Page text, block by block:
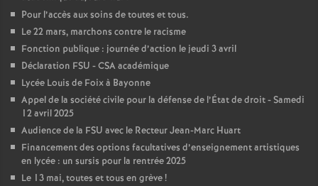
Pour l’accès aux soins de toutes et tous.
Le 22 mars, marchons contre le racisme
Fonction publique : journée d’action le jeudi 3 avril
Déclaration FSU - CSA académique
Lycée Louis de Foix à Bayonne
Appel de la société civile pour la défense de l’État de droit - Samedi
12 avril 2025
Audience de la FSU avec le Recteur Jean-Marc Huart
Financement des options facultatives d’enseignement artistiques
en lycée : un sursis pour la rentrée 2025
Le 13 mai, toutes et tous en grève!